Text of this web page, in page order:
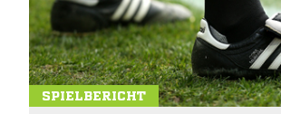
SPIELBERICHT